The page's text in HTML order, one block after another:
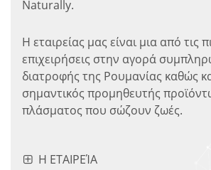
Naturally.
Η εταιρείας μας είναι μια από τις
επιχειρήσεις στην αγορά
διατροφής της Ρουμανίας καθώς
σημαντικός προμηθευτής
πλάσματος που σώζουν ζωές.
Η ΕΤΑΙΡΕΊΑ